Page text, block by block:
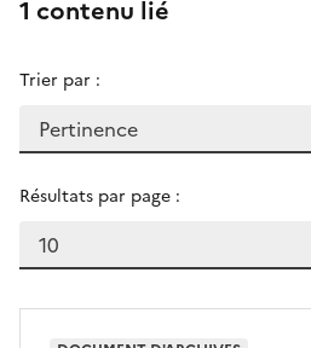
1 contenu lié
Trier par :
Résultats par page :